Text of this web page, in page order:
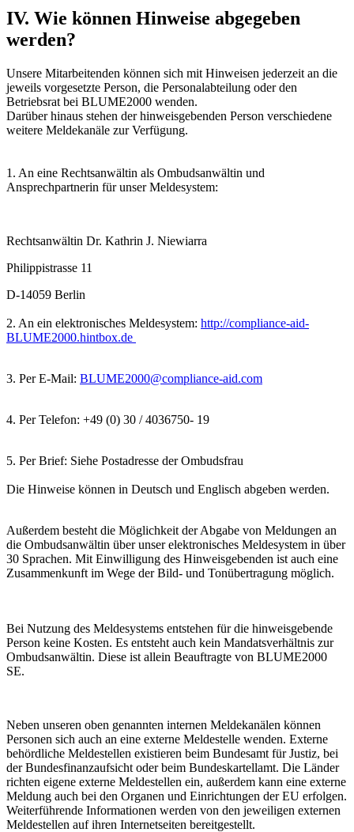
IV. Wie können Hinweise abgegeben
werden?
Unsere Mitarbeitenden können sich mit Hinweisen jederzeit an die
jeweils vorgesetzte Person, die Personalabteilung oder den
Betriebsrat bei BLUME2000 wenden.
Darüber hinaus stehen der hinweisgebenden Person verschiedene
weitere Meldekanäle zur Verfügung.
1. An eine Rechtsanwältin als Ombudsanwältin und
Ansprechpartnerin für unser Meldesystem:
Rechtsanwältin Dr. Kathrin J. Niewiarra
Philippistrasse 11
D-14059 Berlin
2. An ein elektronisches Meldesystem: http://compliance-aid-
BLUME2000.hintbox.de
3. Per E-Mail: BLUME2000@compliance-aid.com
4. Per Telefon: +49 (0) 30 / 4036750- 19
5. Per Brief: Siehe Postadresse der Ombudsfrau
Die Hinweise können in Deutsch und Englisch abgeben werden.
Außerdem besteht die Möglichkeit der Abgabe von Meldungen an
die Ombudsanwältin über unser elektronisches Meldesystem in über
30 Sprachen. Mit Einwilligung des Hinweisgebenden ist auch eine
Zusammenkunft im Wege der Bild- und Tonübertragung möglich.
Bei Nutzung des Meldesystems entstehen für die hinweisgebende
Person keine Kosten. Es entsteht auch kein Mandatsverhältnis zur
Ombudsanwältin. Diese ist allein Beauftragte von BLUME2000
SE.
Neben unseren oben genannten internen Meldekanälen können
Personen sich auch an eine externe Meldestelle wenden. Externe
behördliche Meldestellen existieren beim Bundesamt für Justiz, bei
der Bundesfinanzaufsicht oder beim Bundeskartellamt. Die Länder
richten eigene externe Meldestellen ein, außerdem kann eine externe
Meldung auch bei den Organen und Einrichtungen der EU erfolgen.
Weiterführende Informationen werden von den jeweiligen externen
Meldestellen auf ihren Internetseiten bereitgestellt.